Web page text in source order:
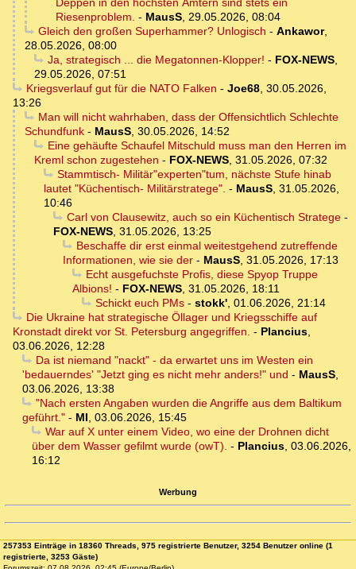
Deppen in den höchsten Ämtern sind stets ein
Riesenproblem. - MausS, 29.05.2026, 08:04
Gleich den großen Superhammer? Unlogisch - Ankawor,
28.05.2026, 08:00
Ja, strategisch ... die Megatonnen-Klopper! - FOX-NEWS,
29.05.2026, 07:51
Kriegsverlauf gut für die NATO Falken - Joe68, 30.05.2026,
13:26
Man will nicht wahrhaben, dass der Offensichtlich Schlechte
Schundfunk - MausS, 30.05.2026, 14:52
Eine gehäufte Schaufel Mitschuld muss man den Herren im
Kreml schon zugestehen - FOX-NEWS, 31.05.2026, 07:32
Stammtisch- Militär"experten"tum, nächste Stufe hinab
lautet "Küchentisch- Militärstratege". - MausS, 31.05.2026,
10:46
Carl von Clausewitz, auch so ein Küchentisch Stratege-
FOX-NEWS, 31.05.2026, 13:25
Beschaffe dir erst einmal weitestgehend zutreffende
Informationen, wie sie der - MausS, 31.05.2026, 17:13
Echt ausgefuchste Profis, diese Spyop Truppe
Albions! - FOX-NEWS, 31.05.2026, 18:11
Schickt euch PMs- stokk', 01.06.2026, 21:14
Die Ukraine hat strategische Öllager und Kriegsschiffe auf
Kronstadt direkt vor St. Petersburg angegriffen. - Plancius,
03.06.2026, 12:28
Da ist niemand "nackt" - da erwartet uns im Westen ein
'bedauerndes' "Jetzt ging es nicht mehr anders!" und - MausS,
03.06.2026, 13:38
"Nach ersten Angaben wurden die Angriffe aus dem Baltikum
geführt." - MI, 03.06.2026, 15:45
War auf X unter einem Video, wo eine der Drohnen dicht
über dem Wasser gefilmt wurde (owT). - Plancius, 03.06.2026,
16:12
Werbung
257353 Einträge in 18360 Threads, 975 registrierte Benutzer, 3254 Benutzer online (1
registrierte, 3253 Gäste)